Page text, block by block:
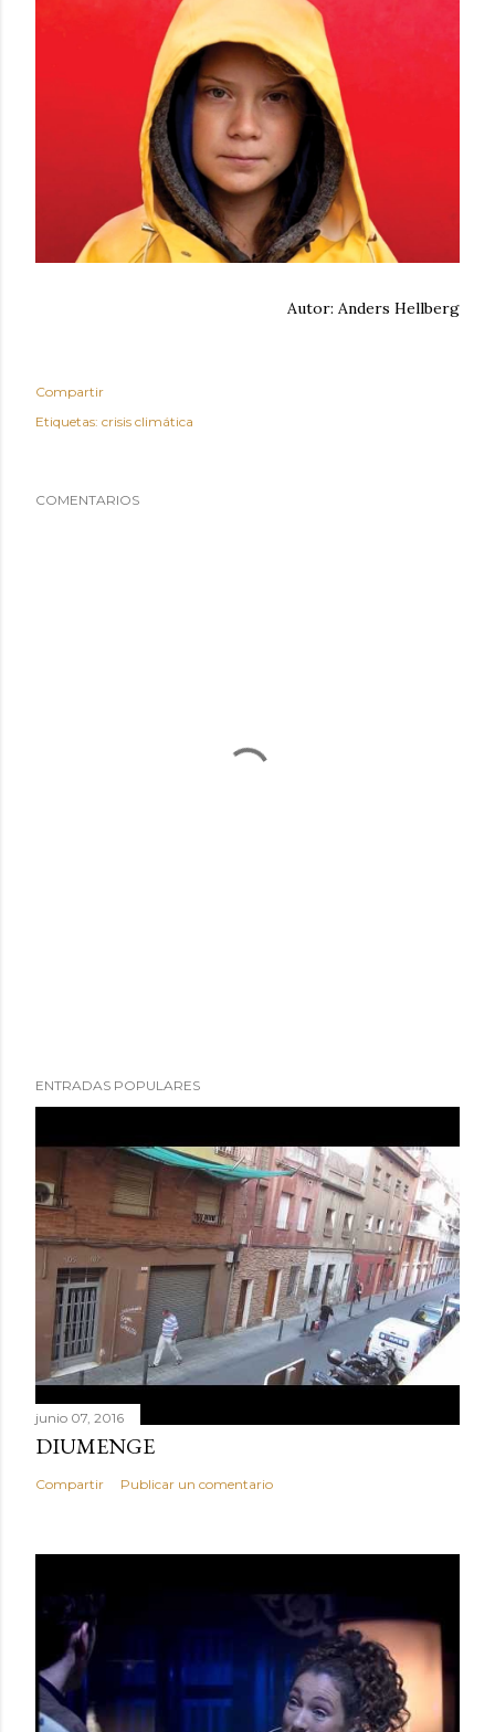
Autor: Anders Hellberg
Compartir
Etiquetas: crisis climática
COMENTARIOS
ENTRADAS POPULARES
junio 07, 2016
DIUMENGE
Compartir Publicar un comentario